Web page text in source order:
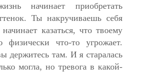
начинает приобретать
Ты накручиваешь себя
казаться, что твоему
физически что-то угрожает.
держитесь там. И я старалась
могла, но тревога в какой-